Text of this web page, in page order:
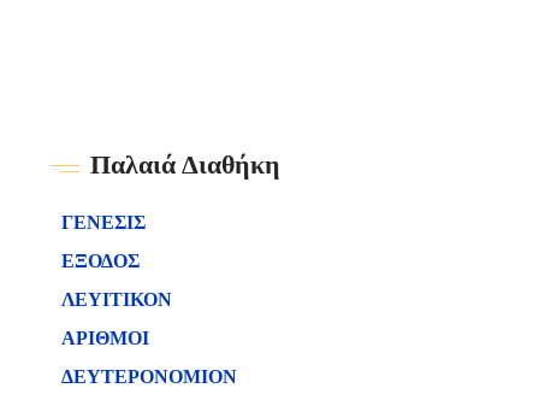
Παλαιά Διαθήκη
ΓΕΝΕΣΙΣ
ΕΞΟΔΟΣ
ΛΕΥΙΤΙΚΟΝ
ΑΡΙΘΜΟΙ
ΔΕΥΤΕΡΟΝΟΜΙΟΝ